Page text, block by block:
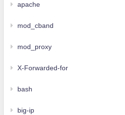
apache
mod_cband
mod_proxy
X-Forwarded-for
bash
big-ip